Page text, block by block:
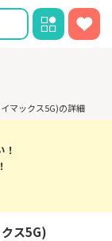
イマックス5G)の詳細
クス5G)